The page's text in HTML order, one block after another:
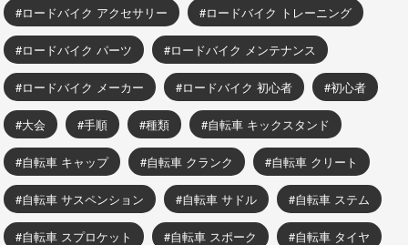
ロードバイク アクセサリー ロードバイク トレーニング
ロードバイク パーツ ロードバイク メンテナンス
ロードバイク メーカー ロードバイク 初心者 初心者
大会 手順 種類 自転車 キックスタンド
自転車 キャップ 自転車 クランク 自転車 クリート
自転車 サスペンション 自転車 サドル 自転車 ステム
自転車 スプロケット 自転車 スポーク 自転車 タイヤ